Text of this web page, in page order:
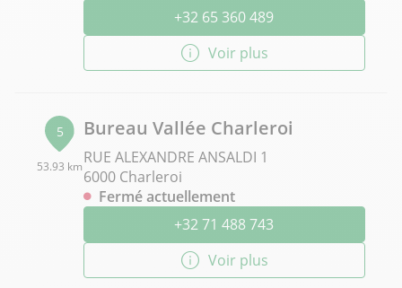
+32 65 360 489
Voir plus
5
53.93 km
Bureau Vallée Charleroi
RUE ALEXANDRE ANSALDI 1
6000 Charleroi
Fermé actuellement
+32 71 488 743
Voir plus